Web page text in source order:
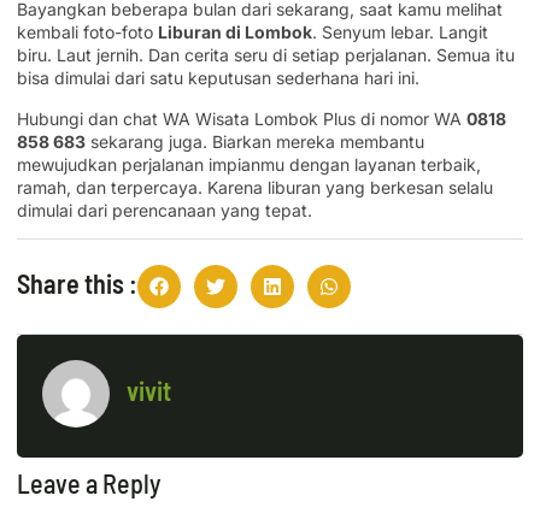
Bayangkan beberapa bulan dari sekarang, saat kamu melihat
kembali foto-foto Liburan di Lombok. Senyum lebar. Langit
biru. Laut jernih. Dan cerita seru di setiap perjalanan. Semua itu
bisa dimulai dari satu keputusan sederhana hari ini.
Hubungi dan chat WA Wisata Lombok Plus di nomor WA 0818
858 683 sekarang juga. Biarkan mereka membantu
mewujudkan perjalanan impianmu dengan layanan terbaik,
ramah, dan terpercaya. Karena liburan yang berkesan selalu
dimulai dari perencanaan yang tepat.
Share this :
vivit
Leave a Reply